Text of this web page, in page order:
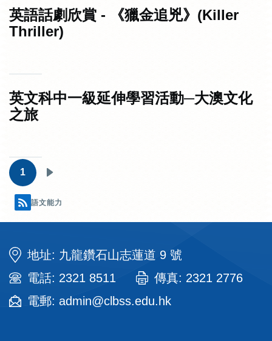
英語話劇欣賞 - 《獵金追兇》(Killer
Thriller)
英文科中一級延伸學習活動─大澳文化
之旅
Pagination
1
一
語文能力
地址: 九龍鑽石山志蓮道 9 號
電話: 2321 8511
傳真: 2321 2776
電郵: admin@clbss.edu.hk